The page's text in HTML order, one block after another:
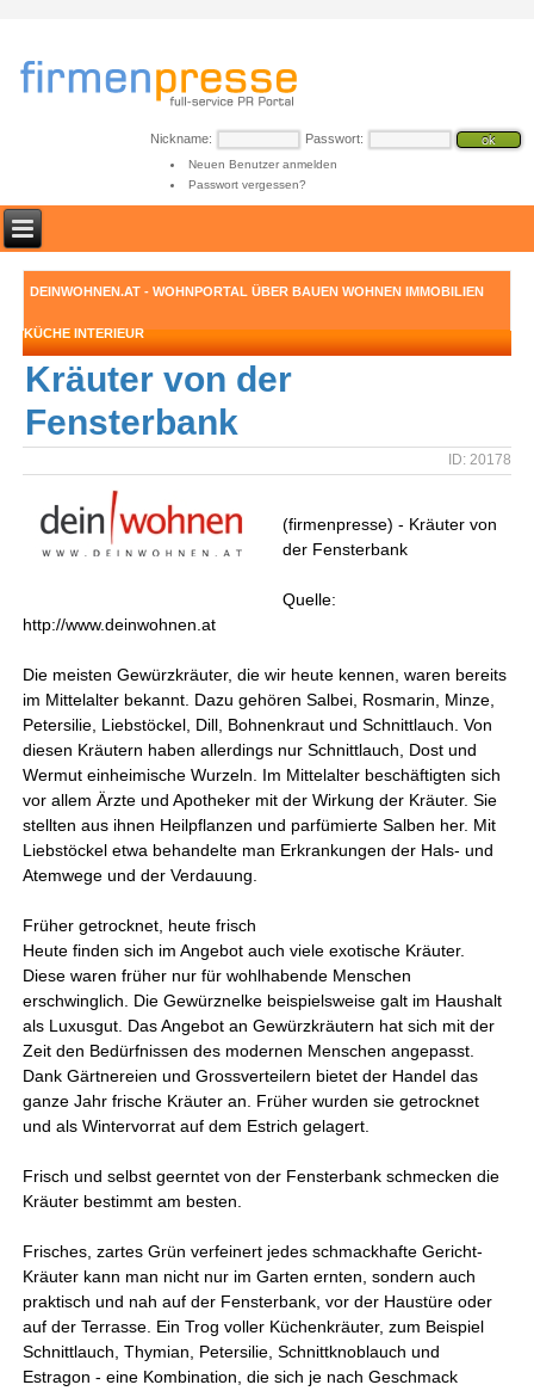
Nickname: Passwort:
Neuen Benutzer anmelden
Passwort vergessen?
DEINWOHNEN.AT - WOHNPORTAL ÜBER BAUEN WOHNEN IMMOBILIEN
KÜCHE INTERIEUR
Kräuter von der
Fensterbank
ID: 20178
(firmenpresse) - Kräuter von
der Fensterbank
Quelle:
http://www.deinwohnen.at
Die meisten Gewürzkräuter, die wir heute kennen, waren bereits
im Mittelalter bekannt. Dazu gehören Salbei, Rosmarin, Minze,
Petersilie, Liebstöckel, Dill, Bohnenkraut und Schnittlauch. Von
diesen Kräutern haben allerdings nur Schnittlauch, Dost und
Wermut einheimische Wurzeln. Im Mittelalter beschäftigten sich
vor allem Ärzte und Apotheker mit der Wirkung der Kräuter. Sie
stellten aus ihnen Heilpflanzen und parfümierte Salben her. Mit
Liebstöckel etwa behandelte man Erkrankungen der Hals- und
Atemwege und der Verdauung.
Früher getrocknet, heute frisch
Heute finden sich im Angebot auch viele exotische Kräuter.
Diese waren früher nur für wohlhabende Menschen
erschwinglich. Die Gewürznelke beispielsweise galt im Haushalt
als Luxusgut. Das Angebot an Gewürzkräutern hat sich mit der
Zeit den Bedürfnissen des modernen Menschen angepasst.
Dank Gärtnereien und Grossverteilern bietet der Handel das
ganze Jahr frische Kräuter an. Früher wurden sie getrocknet
und als Wintervorrat auf dem Estrich gelagert.
Frisch und selbst geerntet von der Fensterbank schmecken die
Kräuter bestimmt am besten.
Frisches, zartes Grün verfeinert jedes schmackhafte Gericht-
Kräuter kann man nicht nur im Garten ernten, sondern auch
praktisch und nah auf der Fensterbank, vor der Haustüre oder
auf der Terrasse. Ein Trog voller Küchenkräuter, zum Beispiel
Schnittlauch, Thymian, Petersilie, Schnittknoblauch und
Estragon - eine Kombination, die sich je nach Geschmack